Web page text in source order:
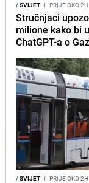
/SVIJET I PRIJE OKO 2H
Stručnjaci
milione kako bi
ChatGPT-a o
/SVIJET I PRIJE OKO 2H